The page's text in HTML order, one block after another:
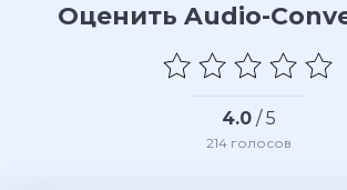
Оценить Audio-
4.0/ 5
214голосов